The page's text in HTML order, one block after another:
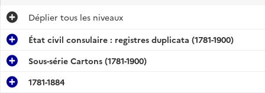
Déplier tous les niveaux
État civil consulaire : registres duplicata (1781-1900)
Sous-série Cartons (1781-1900)
1781-1884